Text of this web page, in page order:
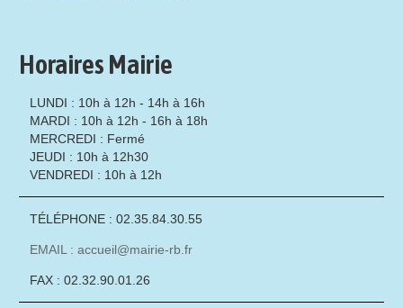
Horaires Mairie
LUNDI : 10h à 12h - 14h à 16h
MARDI : 10h à 12h - 16h à 18h
MERCREDI : Fermé
JEUDI : 10h à 12h30
VENDREDI : 10h à 12h
TÉLÉPHONE : 02.35.84.30.55
EMAIL : accueil@mairie-rb.fr
FAX : 02.32.90.01.26